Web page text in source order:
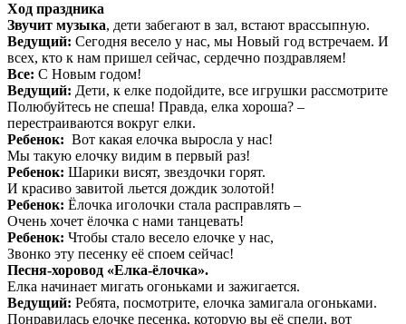
Ход праздника
Звучит музыка, дети забегают в зал, встают врассыпную.
Ведущий: Сегодня весело у нас, мы Новый год встречаем. И
всех, кто к нам пришел сейчас, сердечно поздравляем!
Все: С Новым годом!
Ведущий: Дети, к елке подойдите, все игрушки рассмотрите
Полюбуйтесь не спеша! Правда, елка хороша? –
перестраиваются вокруг елки.
Ребенок: Вот какая елочка выросла у нас!
Мы такую елочку видим в первый раз!
Ребенок: Шарики висят, звездочки горят.
И красиво завитой льется дождик золотой!
Ребенок: Ёлочка иголочки стала расправлять –
Очень хочет ёлочка с нами танцевать!
Ребенок: Чтобы стало весело елочке у нас,
Звонко эту песенку её споем сейчас!
Песня-хоровод «Елка-ёлочка».
Елка начинает мигать огоньками и зажигается.
Ведущий: Ребята, посмотрите, елочка замигала огоньками.
Понравилась елочке песенка, которую вы её спели, вот